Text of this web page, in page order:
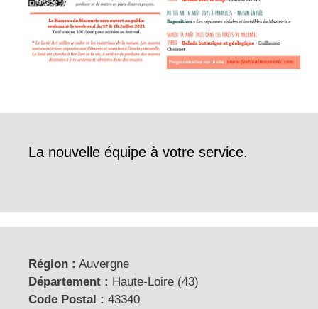
La nouvelle équipe à votre service.
Région : Auvergne
Département : Haute-Loire (43)
Code Postal : 43340